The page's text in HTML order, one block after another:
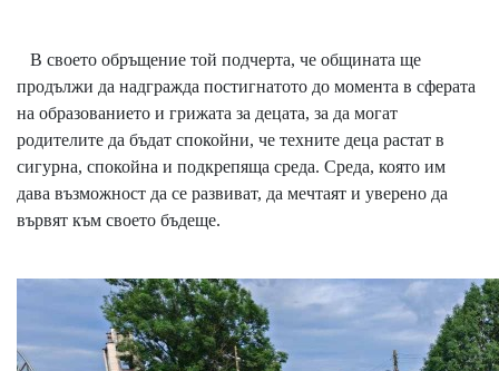
В своето обръщение той подчерта, че общината ще
продължи да надгражда постигнатото до момента в сферата
на образованието и грижата за децата, за да могат
родителите да бъдат спокойни, че техните деца растат в
сигурна, спокойна и подкрепяща среда. Среда, която им
дава възможност да се развиват, да мечтаят и уверено да
вървят към своето бъдеще.